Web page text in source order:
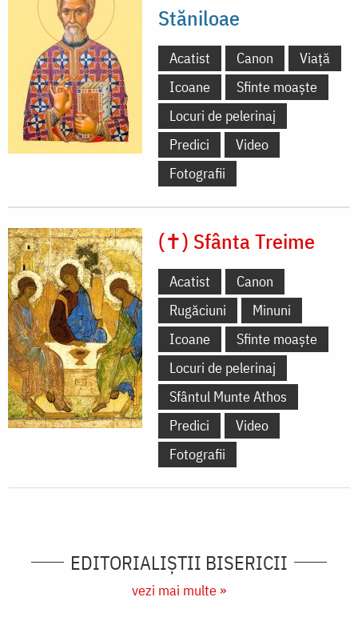
Stăniloae
Acatist Canon
Viață
Icoane
Sfinte moaște
Locuri de pelerinaj
Predici
Video
Fotografii
(✝) Sfânta Treime
Acatist
Canon
Rugăciuni
Minuni
Icoane
Sfinte moaște
Locuri de pelerinaj
Sfântul Munte Athos
Predici
Video
Fotografii
EDITORIALIȘTII BISERICII
vezi mai multe »